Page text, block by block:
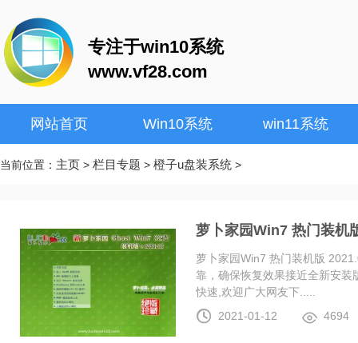
专注于win10系统
www.vf28.com
网站首页 Win10系统 win11系统
当前位置： 主页 > 栏目专题 > 橙子u盘装系统 >
萝卜家园Win7 热门装机
萝卜家园Win7 热门装机版
靠，确保恢复效果接近全新安
快速,欢迎广大网友下.....
2021-01-12
4694